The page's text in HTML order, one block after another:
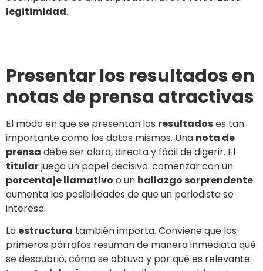
legitimidad.
Presentar los resultados en
notas de prensa atractivas
El modo en que se presentan los resultadoses tan
importante como los datos mismos. Una nota de
prensa debe ser clara, directa y fácil de digerir. El
titularjuega un papel decisivo: comenzar con un
porcentaje llamativo o un hallazgo sorprendente
aumenta las posibilidades de que un periodista se
interese.
La estructura también importa. Conviene que los
primeros párrafos resuman de manera inmediata qué
se descubrió, cómo se obtuvo y por qué es relevante.